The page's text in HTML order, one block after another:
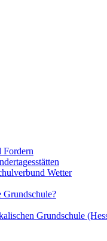
Fordern
Wetter
Grundschule?
Grundschule